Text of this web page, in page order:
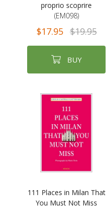
proprio scoprire
(EM098)
$17.95 $19.95
BUY
111 Places in Milan That
You Must Not Miss